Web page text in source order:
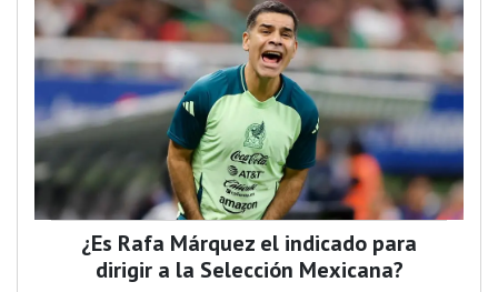
¿Es Rafa Márquez el indicado para
dirigir a la Selección Mexicana?